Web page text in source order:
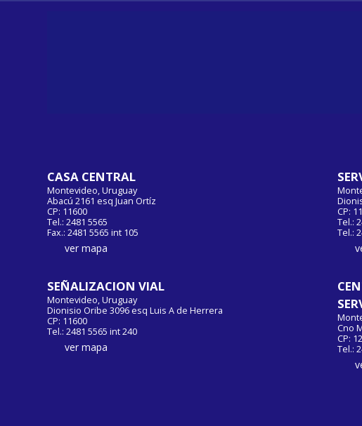
CASA CENTRAL
Montevideo, Uruguay
Abacú 2161 esq Juan Ortíz
CP: 11600
Tel.: 2481 5565
Fax.: 2481 5565 int 105
ver mapa
CP:
Tel.:
Tel.:
SEÑALIZACION VIAL
Montevideo, Uruguay
Dionisio Oribe 3096 esq Luis A de Herrera
CP: 11600
Tel.: 2481 5565 int 240
ver mapa
Cno
CP:
Tel.: